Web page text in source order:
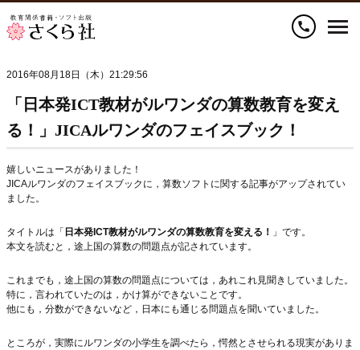
call
2016年08月18日（木）21:29:56
「日本発ICT教材がルワンダの算数教育を変え
る！」JICAルワンダのフェイスブック！
嬉しいニュースがありました！
JICAルワンダのフェイスブックに，算数ソフトに関する記事がアップされてい
ました。
タイトルは「 日本発ICT教材がルワンダの算数教育を変える！
」です。
本文を読むと，途上国の算数の問題点が記されています。
これまでも，途上国の算数の問題点については，あれこれ見聞きしていました。
特に，言われていたのは，かけ算ができないことです。
他にも，分数ができないなど，日本にも通じる問題点を聞いていました。
ところが，実際にルワンダの小学生を調べたら，愕然とさせられる現実がありま